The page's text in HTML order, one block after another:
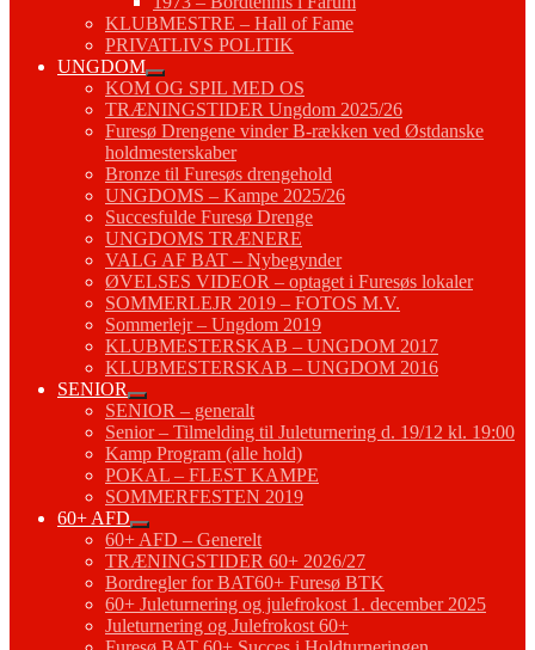
KLUBMESTRE – Hall of Fame
PRIVATLIVS POLITIK
UNGDOM
KOM OG SPIL MED OS
TRÆNINGSTIDER Ungdom 2025/26
Furesø Drengene vinder B-rækken ved Østdanske
holdmesterskaber
Bronze til Furesøs drengehold
UNGDOMS – Kampe 2025/26
Succesfulde Furesø Drenge
UNGDOMS TRÆNERE
VALG AF BAT – Nybegynder
ØVELSES VIDEOR – optaget i Furesøs lokaler
SOMMERLEJR 2019 – FOTOS M.V.
Sommerlejr – Ungdom 2019
KLUBMESTERSKAB – UNGDOM 2017
KLUBMESTERSKAB – UNGDOM 2016
SENIOR
SENIOR – generalt
Senior – Tilmelding til Juleturnering d. 19/12 kl. 19:00
Kamp Program (alle hold)
POKAL – FLEST KAMPE
SOMMERFESTEN 2019
60+ AFD
60+ AFD – Generelt
TRÆNINGSTIDER 60+ 2026/27
Bordregler for BAT60+ Furesø BTK
60+ Juleturnering og julefrokost 1. december 2025
Juleturnering og Julefrokost 60+